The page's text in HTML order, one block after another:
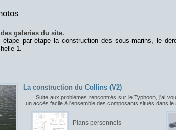
galeries du site.
étape par étape la construction des sous-marins, le
1.
La construction du Collins (V2)
Suite aux problèmes rencontrés sur le Typhoon, j'ai
un accès facile à l'ensemble des composants situés dans le
Plans personnels